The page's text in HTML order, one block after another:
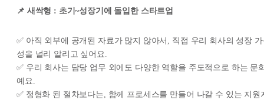
📌 새싹형 : 초기~성장기에 돌입한 스타트업
✅ 아직 외부에 공개된 자료가 많지 않아서, 직접 우리 회사의 성장
성을 널리 알리고 싶어요.
✅ 우리 회사는 담당 업무 외에도 다양한 역할을 주도적으로 하는 문
예요.
✅ 정형화 된 절차보다는, 함께 프로세스를 만들어 나갈 수 있는 지원